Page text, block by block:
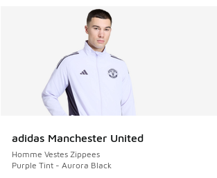
adidas Manchester United
Homme Vestes Zippees
Purple Tint - Aurora Black